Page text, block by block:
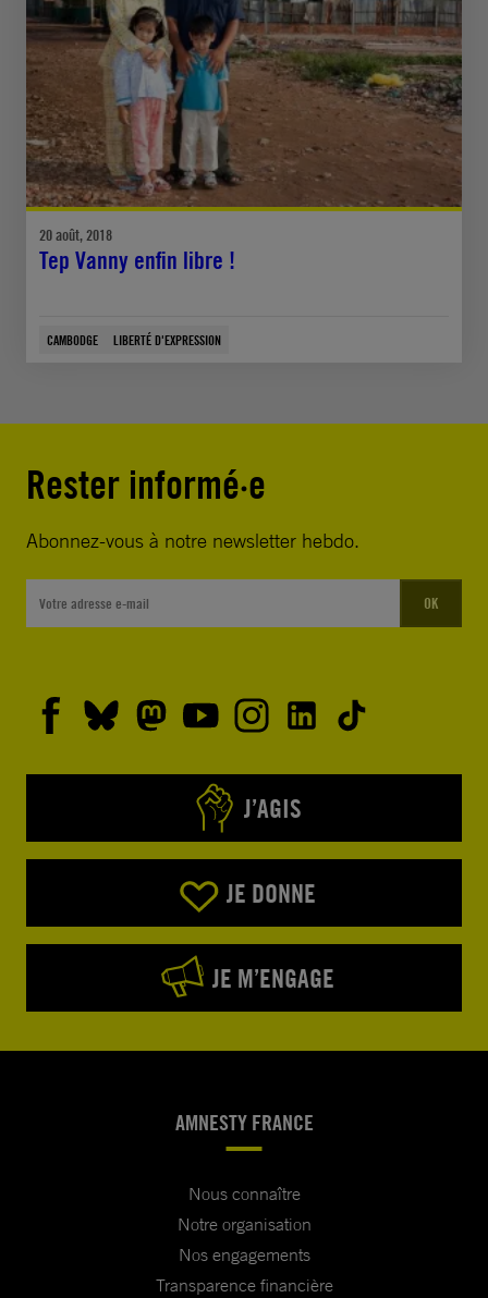
20 août, 2018
Tep Vanny enfin libre !
CAMBODGE LIBERTÉ D'EXPRESSION
Rester informé·e
Abonnez-vous à notre newsletter hebdo.
OK
J’AGIS
JE DONNE
JE M’ENGAGE
AMNESTY FRANCE
Nous connaître
Notre organisation
Nos engagements
Transparence financière